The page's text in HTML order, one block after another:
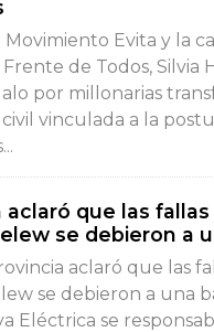
Movimiento Evita y la
de Todos,
por millonarias
civil vinculada a la
aclaró que las
se debieron a
aclaró que las
se debieron a una
Eléctrica se